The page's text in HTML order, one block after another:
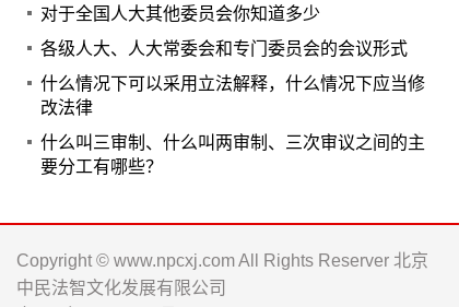
对于全国人大其他委员会你知道多少
各级人大、人大常委会和专门委员会的会议形式
什么情况下可以采用立法解释，什么情况下应当修
改法律
什么叫三审制、什么叫两审制、三次审议之间的主
要分工有哪些？
Copyright © www.npcxj.com All Rights Reserver 北京
中民法智文化发展有限公司